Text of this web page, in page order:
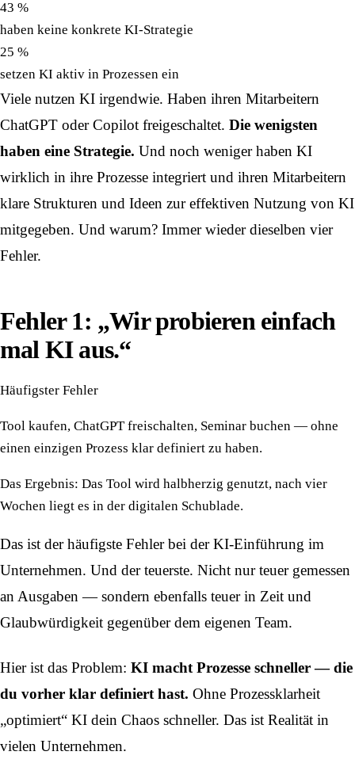
43 %
haben keine konkrete KI-Strategie
25 %
setzen KI aktiv in Prozessen ein
Viele nutzen KI irgendwie. Haben ihren Mitarbeitern
ChatGPT oder Copilot freigeschaltet. Die wenigsten
haben eine Strategie. Und noch weniger haben KI
wirklich in ihre Prozesse integriert und ihren Mitarbeitern
klare Strukturen und Ideen zur effektiven Nutzung von KI
mitgegeben. Und warum? Immer wieder dieselben vier
Fehler.
Fehler 1: „Wir probieren einfach
mal KI aus.“
Häufigster Fehler
Tool kaufen, ChatGPT freischalten, Seminar buchen — ohne
einen einzigen Prozess klar definiert zu haben.
Das Ergebnis: Das Tool wird halbherzig genutzt, nach vier
Wochen liegt es in der digitalen Schublade.
Das ist der häufigste Fehler bei der KI-Einführung im
Unternehmen. Und der teuerste. Nicht nur teuer gemessen
an Ausgaben — sondern ebenfalls teuer in Zeit und
Glaubwürdigkeit gegenüber dem eigenen Team.
Hier ist das Problem: KI macht Prozesse schneller — die
du vorher klar definiert hast. Ohne Prozessklarheit
„optimiert“ KI dein Chaos schneller. Das ist Realität in
vielen Unternehmen.